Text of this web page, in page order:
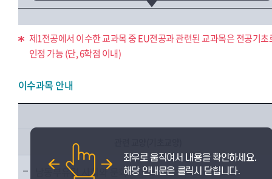
제1전공에서 이수한 교과목 중 EU전공과 관련된 교과목은 전공기초
인정 가능 (단, 6학점 이내)
이수과목 안내
남동부유럽 사회와 문화